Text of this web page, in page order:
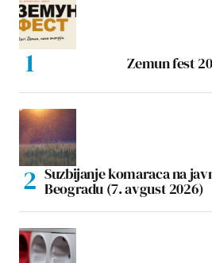
Zemun fest
Suzbijanje komaraca na
Beogradu (7. avgust 2026)